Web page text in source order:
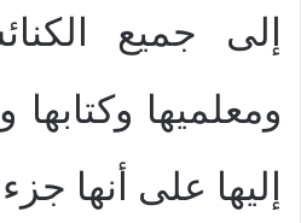
إلى جميع
ومعلميها وكتابها
إليها على أنها